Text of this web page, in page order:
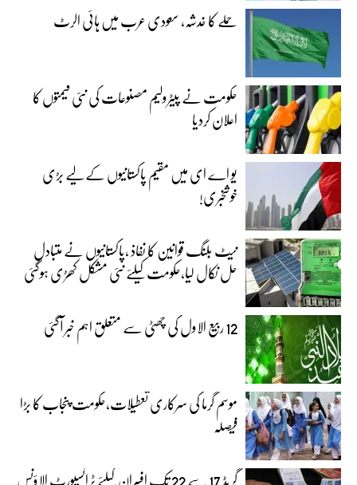
حملے کا خدشہ، سعودی عرب میں ہائی الرٹ
حکومت نے پیٹرولیم مصنوعات کی نئی قیمتوں کا
اعلان کردیا
یو اے ای میں مقیم پاکستانیوں کے لیے بڑی
خوشخبری!
نیٹ بلنگ قوانین کا نفاذ ،پاکستانیوں نے متبادل
حل نکال لیا،حکومت کیلئے نئی مشکل کھڑی ہوگئی
12 ربیع الاول کی چھٹی سے متعلق اہم خبر آگئی
موسم گرما کی سرکاری تعطیلات،حکومت پنجاب کا بڑا
فیصلہ